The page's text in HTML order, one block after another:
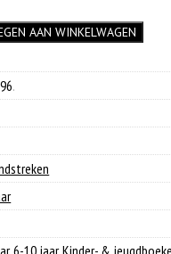
is:
€ 7,90.
AAN WINKELWAGEN
.
,6-10 jaar,Kinder- &